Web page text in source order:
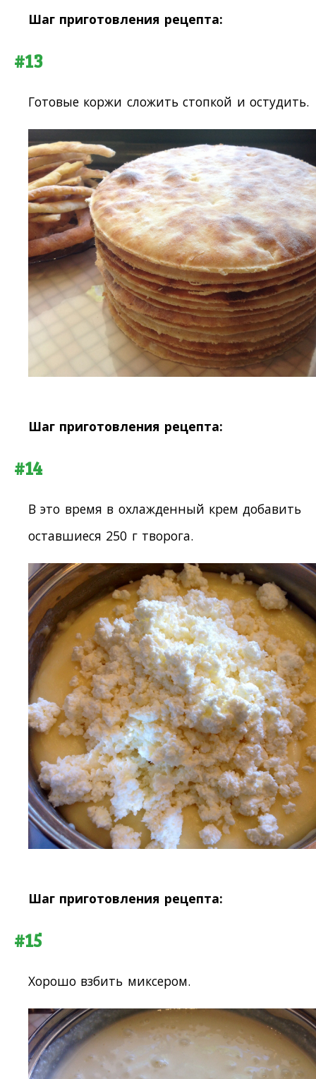
Шаг приготовления рецепта:
#13
Готовые коржи сложить стопкой и остудить.
Шаг приготовления рецепта:
#14
В это время в охлажденный крем добавить
оставшиеся 250 г творога.
Шаг приготовления рецепта:
#15
Хорошо взбить миксером.